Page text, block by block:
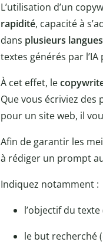
L’utilisation d’un
rapidité, capacité à
dans plusieurs langues
textes générés par
À cet effet, le
Que vous écriviez des
pour un site web, il
Afin de garantir les
à rédiger un prompt
Indiquez notamment :
l’objectif du
le but recherché